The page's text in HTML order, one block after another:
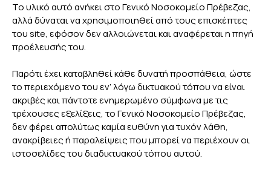
Το υλικό αυτό ανήκει στο Γενικό Νοσοκομείο Πρέβεζας,
αλλά δύναται να χρησιμοποιηθεί από τους επισκέπτες
του site, εφόσον δεν αλλοιώνεται και αναφέρεται η πηγή
προέλευσής του.
Παρότι έχει καταβληθεί κάθε δυνατή προσπάθεια, ώστε
το περιεχόμενο του εν’ λόγω δικτυακού τόπου να είναι
ακριβές και πάντοτε ενημερωμένο σύμφωνα με τις
τρέχουσες εξελίξεις, το Γενικό Νοσοκομείο Πρέβεζας,
δεν φέρει απολύτως καμία ευθύνη για τυχόν λάθη,
ανακρίβειες ή παραλείψεις που μπορεί να περιέχουν οι
ιστοσελίδες του διαδικτυακού τόπου αυτού.